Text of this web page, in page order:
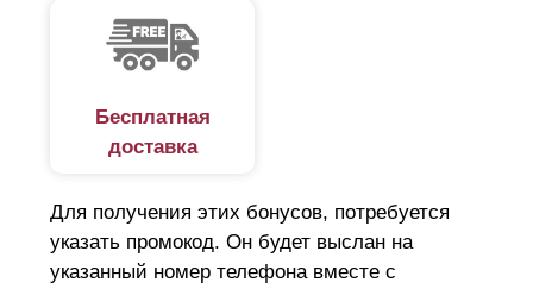
Бесплатная
доставка
Для получения этих бонусов, потребуется
указать промокод. Он будет выслан на
указанный номер телефона вместе с